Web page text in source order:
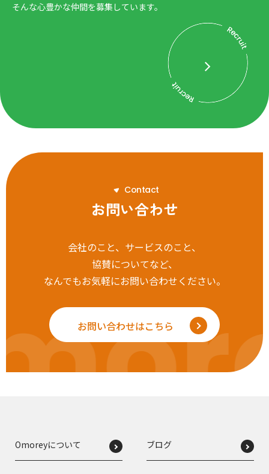
そんな心豊かな仲間を募集しています。
Contact
お問い合わせ
会社のこと、サービスのこと、
協賛についてなど、
なんでもお気軽にお問い合わせください。
お問い合わせはこちら
Omoreyについて ブログ